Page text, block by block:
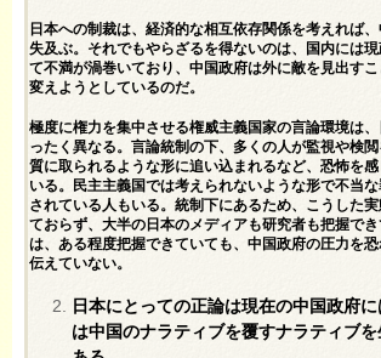
日本への制裁は、経済的な相互依存関係を考えれば
失及ぶ。それでもやらざるを得ないのは、国内には
て不満が渦巻いており、中国政府は外に敵を見出す
変えようとしているのだ。
極度に権力を集中させる権威主義国家の言論環境は
ったく異なる。言論統制の下、多くの人が監視や検
質に取られるような形に追い込まれるなど、恐怖を
いる。民主主義国では考えられないような形で不当
されている人もいる。統制下にあるため、こうした
ておらず、大半の日本のメディアも研究者も把握で
は、ある程度把握できていても、中国政府の圧力を
伝えていない。
日本にとっての正論は現在の中国政府
は中国のナラティブを覆すナラティブ